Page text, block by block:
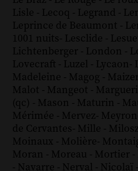
Lisle - Lecoq - Legrand -
Leprince de Beaumont -
1001 nuits- Lesclide -
Lichtenberger - London -
Lovecraft - Luzel - Lycaon-
Madeleine - Magog -
Malot - Mangeot -
(qc) - Mason - Maturin -
Mérimée - Mervez-
de Cervantes- Mille - Milosz
Moinaux - Molière-
Moran - Moreau - Mortier -
- Navarre - Nerval - Nicolaï -